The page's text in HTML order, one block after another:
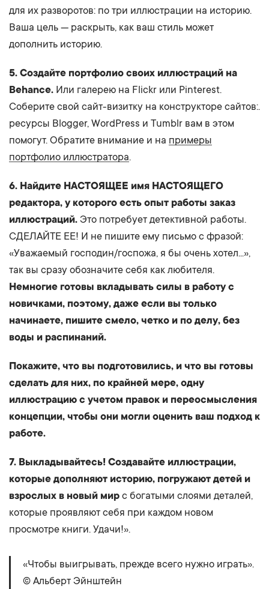
для их разворотов: по три иллюстрации на историю.
Ваша цель — раскрыть, как ваш стиль может
дополнить историю.
5. Создайте портфолио своих иллюстраций на
Behance. Или галерею на Flickr или Pinterest.
Соберите свой сайт-визитку на конструкторе сайтов:.
ресурсы Blogger, WordPress и Tumblr вам в этом
помогут. Обратите внимание и на примеры
портфолио иллюстратора.
6. Найдите НАСТОЯЩЕЕ имя НАСТОЯЩЕГО
редактора, у которого есть опыт работы заказ
иллюстраций. Это потребует детективной работы.
СДЕЛАЙТЕ ЕЕ! И не пишите ему письмо с фразой:
«Уважаемый господин/госпожа, я бы очень хотел...»,
так вы сразу обозначите себя как любителя.
Немногие готовы вкладывать силы в работу с
новичками, поэтому, даже если вы только
начинаете, пишите смело, четко и по делу, без
воды и распинаний.
Покажите, что вы подготовились, и что вы готовы
сделать для них, по крайней мере, одну
иллюстрацию с учетом правок и переосмысления
концепции, чтобы они могли оценить ваш подход к
работе.
7. Выкладывайтесь! Создавайте иллюстрации,
которые дополняют историю, погружают детей и
взрослых в новый мир с богатыми слоями деталей,
которые проявляют себя при каждом новом
просмотре книги. Удачи!».
«Чтобы выигрывать, прежде всего нужно играть».
© Альберт Эйнштейн